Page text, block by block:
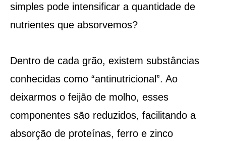
simples pode intensificar a quantidade de
nutrientes que absorvemos?
Dentro de cada grão, existem substâncias
conhecidas como “antinutricional”. Ao
deixarmos o feijão de molho, esses
componentes são reduzidos, facilitando a
absorção de proteínas, ferro e zinco